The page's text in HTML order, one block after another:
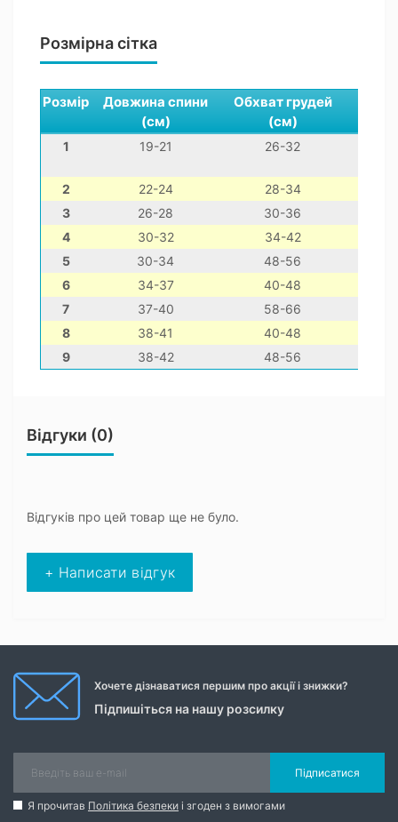
Розмірна сітка
Розмір
Довжина спини
(см)
Обхват грудей
(см)
1 19-21 26-32
2 22-24 28-34
3
26-28 30-36
4
30-32 34-42
5
30-34 48-56
6
34-37 40-48
7
37-40 58-66
8
38-41 40-48
9
38-42 48-56
Відгуки (0)
Відгуків про цей товар ще не було.
+ Написати відгук
Хочете дізнаватися першим про акції і знижки?
Підпишіться на нашу розсилку
Підписатися
Я прочитав Політика безпеки і згоден з вимогами